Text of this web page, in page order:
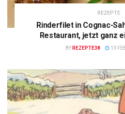
REZEPTE
Rinderfilet in Cognac-
Restaurant, jetzt ganz
BY REZEPTE38 13